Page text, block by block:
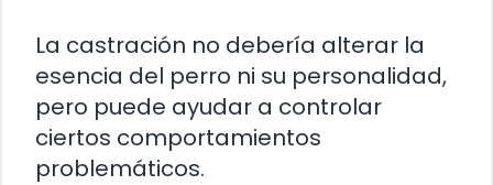
La castración no debería alterar la
esencia del perro ni su personalidad,
pero puede ayudar a controlar
ciertos comportamientos
problemáticos.